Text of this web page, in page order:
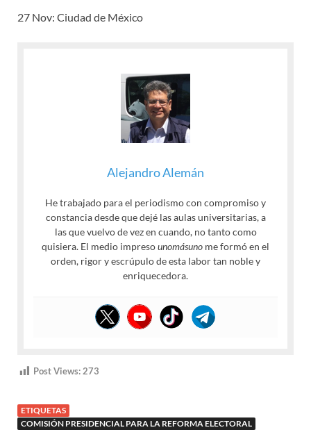
27 Nov: Ciudad de México
Alejandro Alemán
He trabajado para el periodismo con compromiso y
constancia desde que dejé las aulas universitarias, a
las que vuelvo de vez en cuando, no tanto como
quisiera. El medio impresounomásuno me formó en el
orden, rigor y escrúpulo de esta labor tan noble y
enriquecedora.
Post Views:273
ETIQUETAS
COMISIÓN PRESIDENCIAL PARA LA REFORMA ELECTORAL